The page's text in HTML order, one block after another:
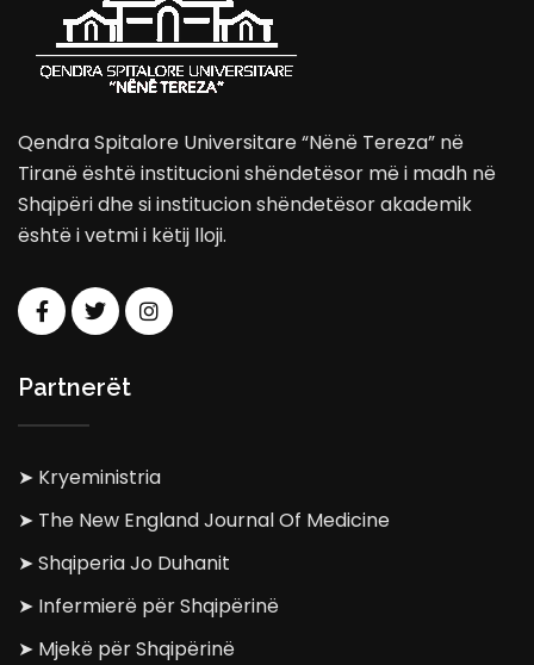
Qendra Spitalore Universitare “Nënë Tereza” në
Tiranë është institucioni shëndetësor më i madh në
Shqipëri dhe si institucion shëndetësor akademik
është i vetmi i këtij lloji.
Partnerët
➤ Kryeministria
➤ The New England Journal Of Medicine
➤ Shqiperia Jo Duhanit
➤ Infermierë për Shqipërinë
➤ Mjekë për Shqipërinë